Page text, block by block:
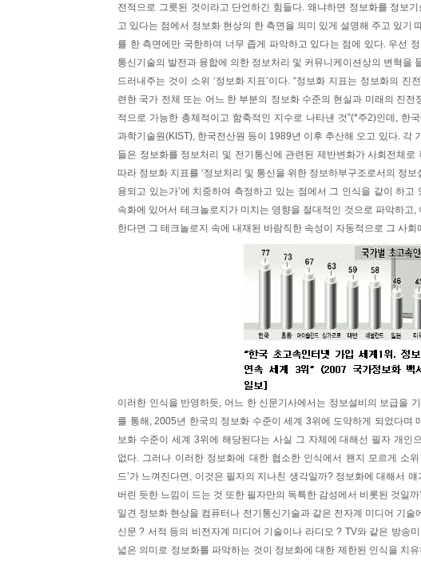
전적으로 그릇된 것이라고 단언하긴 힘들다. 왜냐하면 정보화를 정보
고 있다는 점에서 정보화 현상의 한 측면을 의미 있게 설명해 주고 있기
를 한 측면에만 국한하여 너무 좁게 파악하고 있다는 점에 있다. 우선
통신기술의 발전과 융합에 의한 정보처리 및 커뮤니케이션상의 변혁을
드러내주는 것이 소위 ‘정보화 지표’이다. “정보화 지표는 정보화의 진
련한 국가 전체 또는 어느 한 부분의 정보화 수준의 현실과 미래의 진전
적으로 가능한 총체적이고 함축적인 지수로 나타낸 것”(*주2)인데, 한
과학기술원(KIST), 한국전산원 등이 1989년 이후 추산해 오고 있다. 각
들은 정보화를 정보처리 및 전기통신에 관련된 제반변화가 사회전체로
따라 정보화 지표를 ‘정보처리 및 통신을 위한 정보하부구조로서의 정
용되고 있는가’에 치중하여 측정하고 있는 점에서 그 인식을 같이 하
속화에 있어서 테크놀로지가 미치는 영향을 절대적인 것으로 파악하고
한다면 그 테크놀로지 속에 내재된 바람직한 속성이 자동적으로 그 사
이러한 인식을 반영하듯, 어느 한 신문기사에서는 정보설비의 보급을
를 통해, 2005년 한국의 정보화 수준이 세계 3위에 도약하게 되었다며
보화 수준이 세계 3위에 해당된다는 사실 그 자체에 대해선 필자 개인
없다. 그러나 이러한 정보화에 대한 협소한 인식에서 왠지 모르게 소
드’가 느껴진다면, 이것은 필자의 지나친 생각일까? 정보화에 대해서
버린 듯한 느낌이 드는 것 또한 필자만의 독특한 감성에서 비롯된 것일
일견 정보화 현상을 컴퓨터나 전기통신기술과 같은 전자계 미디어 기
신문 ? 서적 등의 비전자계 미디어 기술이나 라디오 ? TV와 같은 방송
넓은 의미로 정보화를 파악하는 것이 정보화에 대한 제한된 인식을 치